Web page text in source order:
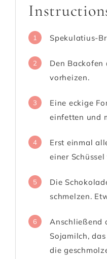
1 Spekulatius-
2
Den Backofen
vorheizen.
3
Eine eckige
einfetten und
4
Erst einmal
einer
5
Die
schmelzen.
6
Anschließend
Sojamilch,
die